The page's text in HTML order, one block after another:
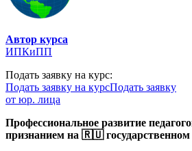
Автор курса
ИПКиПП
Подать заявку на курс:
Подать заявку на курсПодать заявку
от юр. лица
Профессиональное развитие
признанием на 🇷🇺 государственном